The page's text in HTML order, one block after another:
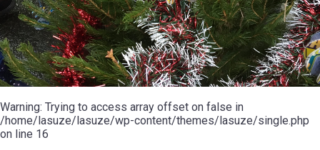
20ÈME
SIÈCLE
RÉUNIONS
DU
CONSEIL
MUNICIPAL
ARRÊTÉS
ET
DÉCISIONS
DU
MAIRE
MOT
DE
LA
MINORITÉ
LES
ÉCOLES
/
LE
COLLÈGE
ESPACE
JEUNES
11
18
:
ASSOCIATION
ENVIRONNEMENT
L'EAU
ET
L'ASSAINISSEMENT
LA
RÉSIDENCE
AUTONOMIE
LE
CCAS
LA
POLICE
DE
MUSIQUE
L'ÉCOLE
COMMUNAUTAIRE
DE
DANSE
LA
PISCINE
ASSOCIATIONS
VOIE
VERTE
VISITES
ET
DÉCOUVERTES
LES
RANDONNÉES
LE
POUR
CAMPING-
CARS
TENTES
Warning: Trying to access array offset on false in
/home/lasuze/lasuze/wp-content/themes/lasuze/single.php
on line 16